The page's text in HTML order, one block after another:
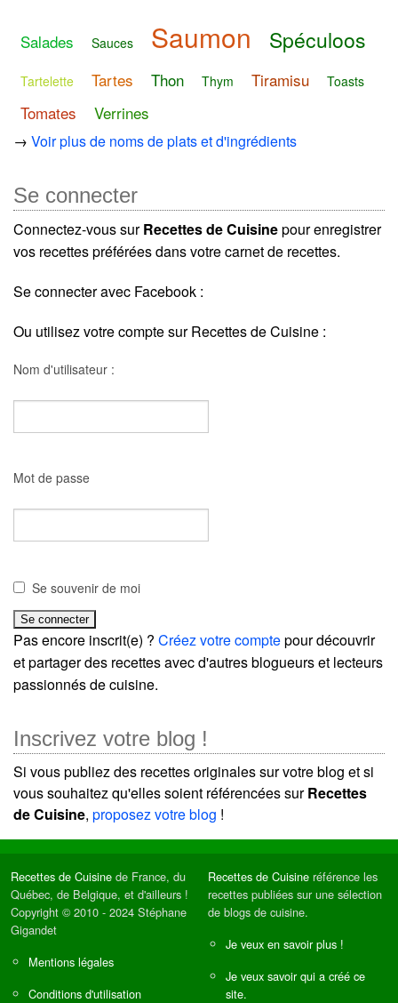
Salades Sauces Saumon Spéculoos
Tartelette Tartes Thon Thym Tiramisu Toasts
Tomates Verrines
→ Voir plus de noms de plats et d'ingrédients
Se connecter
Connectez-vous surRecettes de Cuisinepour enregistrer
vos recettes préférées dans votre carnet de recettes.
Se connecter avec Facebook :
Ou utilisez votre compte sur Recettes de Cuisine :
Nom d'utilisateur :
Mot de passe
Se souvenir de moi
Pas encore inscrit(e) ? Créez votre comptepour découvrir
et partager des recettes avec d'autres blogueurs et lecteurs
passionnés de cuisine.
Inscrivez votre blog !
Si vous publiez des recettes originales sur votre blog et si
vous souhaitez qu'elles soient référencées surRecettes
de Cuisine, proposez votre blog !
Recettes de Cuisine de France, du
Québec, de Belgique, et d'ailleurs !
Copyright © 2010 - 2024 Stéphane
Gigandet
Mentions légales
Conditions d'utilisation
Recettes de Cuisine référence les
recettes publiées sur une sélection
de blogs de cuisine.
Je veux en savoir plus !
Je veux savoir qui a créé ce
site.